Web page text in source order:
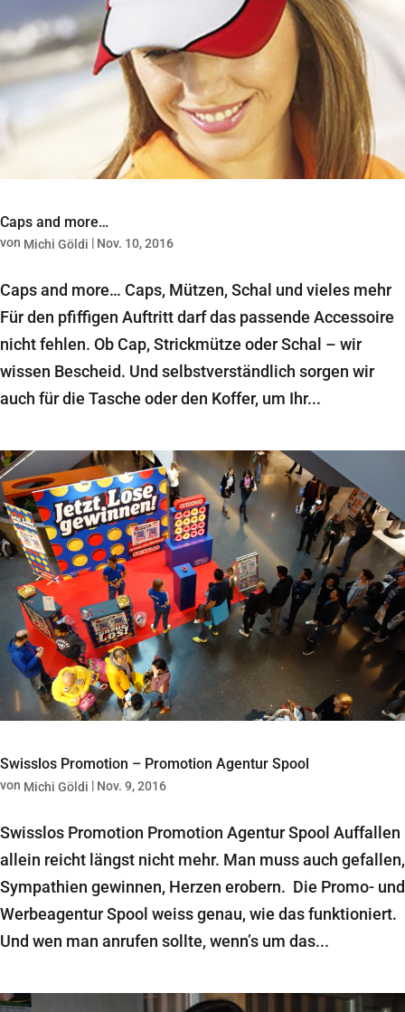
Caps and more…
von Michi Göldi | Nov. 10, 2016
Caps and more… Caps, Mützen, Schal und vieles mehr
Für den pfiffigen Auftritt darf das passende Accessoire
nicht fehlen. Ob Cap, Strickmütze oder Schal – wir
wissen Bescheid. Und selbstverständlich sorgen wir
auch für die Tasche oder den Koffer, um Ihr...
Swisslos Promotion – Promotion Agentur Spool
von Michi Göldi | Nov. 9, 2016
Swisslos Promotion Promotion Agentur Spool Auffallen
allein reicht längst nicht mehr. Man muss auch gefallen,
Sympathien gewinnen, Herzen erobern. Die Promo- und
Werbeagentur Spool weiss genau, wie das funktioniert.
Und wen man anrufen sollte, wenn’s um das...